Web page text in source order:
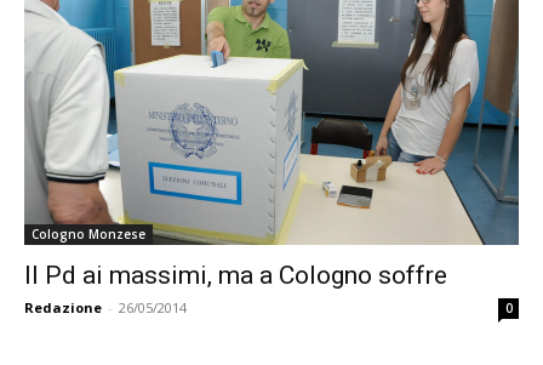
Cologno Monzese
Il Pd ai massimi, ma a Cologno soffre
Redazione - 26/05/2014 0